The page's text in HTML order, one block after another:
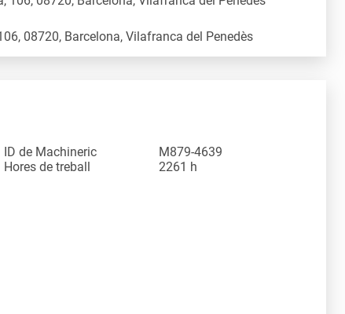
ID de Machineric
M879-4639
Hores de treball
2261 h